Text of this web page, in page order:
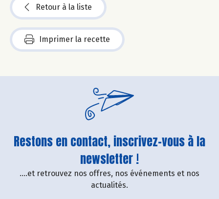
Retour à la liste
Imprimer la recette
Restons en contact, inscrivez-vous à la
newsletter !
....et retrouvez nos offres, nos événements et nos
actualités.